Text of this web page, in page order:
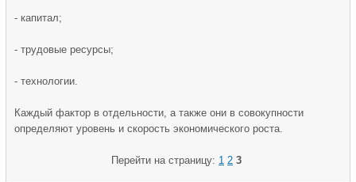
- капитал;
- трудовые ресурсы;
- технологии.
Каждый фактор в отдельности, а также они в совокупности
определяют уровень и скорость экономического роста.
Перейти на страницу: 1 2 3